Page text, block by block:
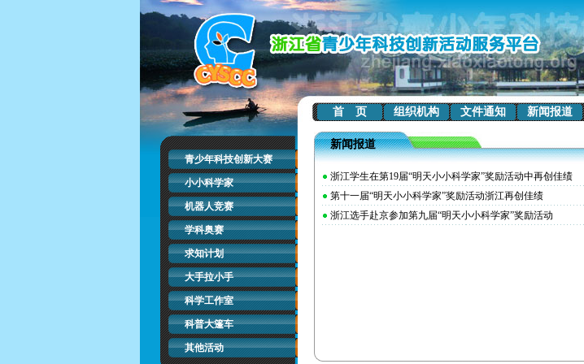
首 页 组织机构 文件通知 新闻报道
青少年科技创新大赛
小小科学家
机器人竞赛
学科奥赛
求知计划
大手拉小手
科学工作室
科普大篷车
其他活动
新闻报道
浙江学生在第19届“明天小小科学家”奖励活动中再创佳绩
第十一届“明天小小科学家”奖励活动浙江再创佳绩
浙江选手赴京参加第九届“明天小小科学家”奖励活动